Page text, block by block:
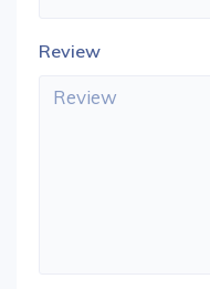
Review